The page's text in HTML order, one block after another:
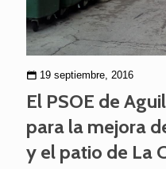
19 septiembre, 2016
El PSOE de
para la mejora
y el patio de La